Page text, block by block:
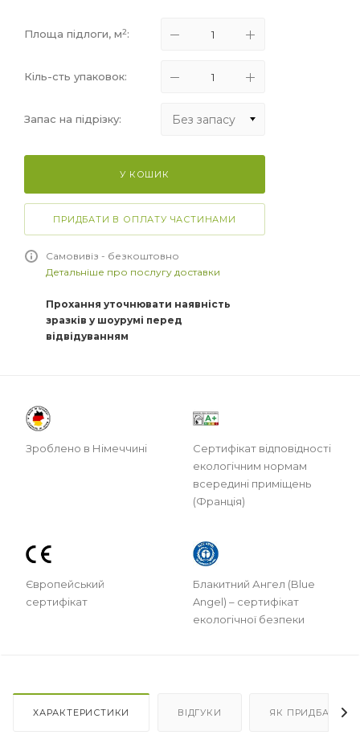
Площа підлоги, м2:
Кіль-сть упаковок:
Запас на підрізку: Без запасу
+10%
+15%
У КОШИК
ПРИДБАТИ В ОПЛАТУ ЧАСТИНАМИ
Самовивіз - безкоштовно
Детальніше про послугу доставки
Прохання уточнювати наявність
зразків у шоурумі перед
відвідуванням
Зроблено в Німеччині
Сертифікат відповідності
екологічним нормам
всередині приміщень
(Франція)
Європейський
сертифікат
Блакитний Ангел (Blue
Angel) – сертифікат
екологічної безпеки
ХАРАКТЕРИСТИКИ ВІДГУКИ ЯК ПРИДБАТИ